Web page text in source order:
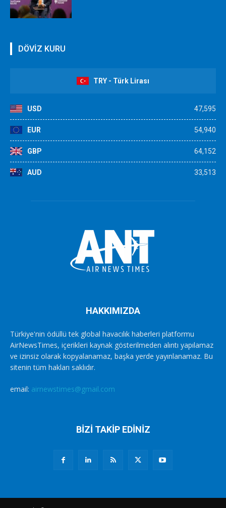
DÖVİZ KURU
TRY - Türk Lirası
USD 47,595
EUR 54,940
GBP 64,152
AUD 33,513
HAKKIMIZDA
Türkiye'nin ödüllü tek global havacılık haberleri platformu
AirNewsTimes, içerikleri kaynak gösterilmeden alıntı yapılamaz
ve izinsiz olarak kopyalanamaz, başka yerde yayınlanamaz. Bu
sitenin tüm hakları saklıdır.
email: airnewstimes@gmail.com
BİZİ TAKİP EDİNİZ